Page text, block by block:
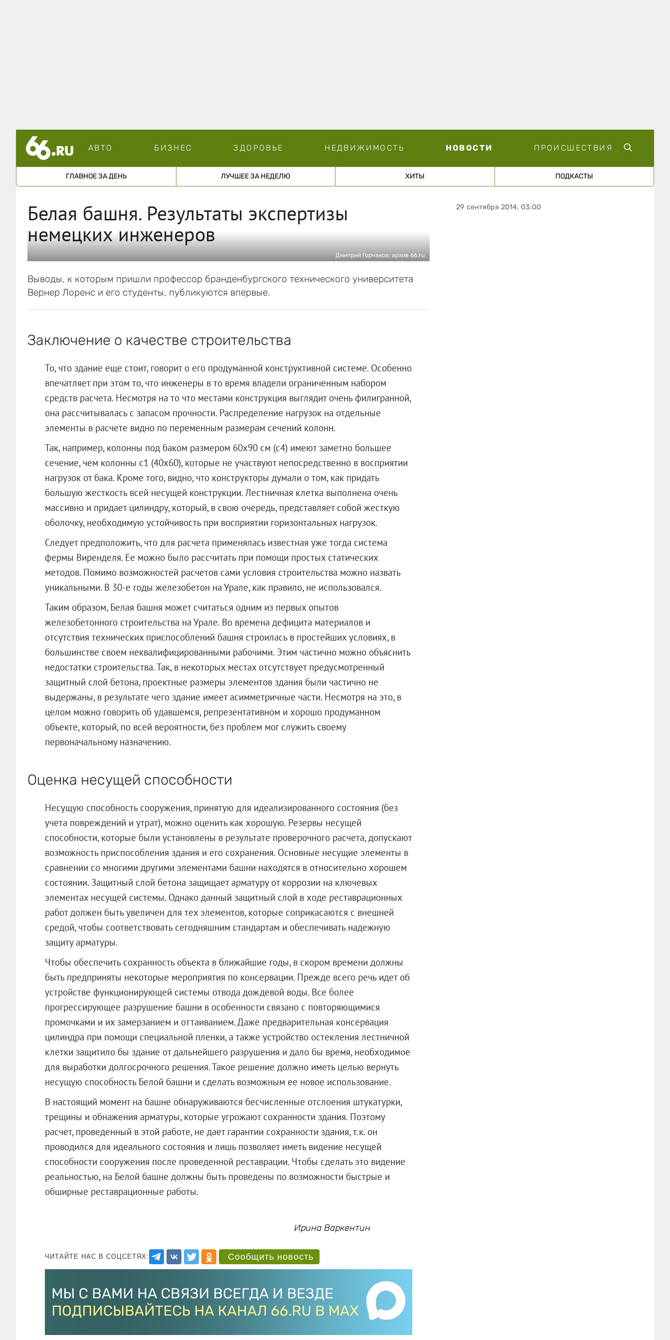
АВТО БИЗНЕС ЗДОРОВЬЕ НЕДВИЖИМОСТЬ НОВОСТИ ПРОИСШЕСТВИЯ
ГЛАВНОЕ ЗА ДЕНЬ ЛУЧШЕЕ ЗА НЕДЕЛЮ ХИТЫ ПОДКАСТЫ
Белая башня. Результаты экспертизы
немецких инженеров
Дмитрий Горчаков; архив 66.ru
Выводы, к которым пришли профессор бранденбургского технического университета
Вернер Лоренс и его студенты, публикуются впервые.
Заключение о качестве строительства
То, что здание еще стоит, говорит о его продуманной конструктивной системе. Особенно
впечатляет при этом то, что инженеры в то время владели ограниченным набором
средств расчета. Несмотря на то что местами конструкция выглядит очень филигранной,
она рассчитывалась с запасом прочности. Распределение нагрузок на отдельные
элементы в расчете видно по переменным размерам сечений колонн.
Так, например, колонны под баком размером 60х90 см (с4) имеют заметно большее
сечение, чем колонны с1 (40х60), которые не участвуют непосредственно в восприятии
нагрузок от бака. Кроме того, видно, что конструкторы думали о том, как придать
большую жесткость всей несущей конструкции. Лестничная клетка выполнена очень
массивно и придает цилиндру, который, в свою очередь, представляет собой жесткую
оболочку, необходимую устойчивость при восприятии горизонтальных нагрузок.
Следует предположить, что для расчета применялась известная уже тогда система
фермы Виренделя. Ее можно было рассчитать при помощи простых статических
методов. Помимо возможностей расчетов сами условия строительства можно назвать
уникальными. В 30-е годы железобетон на Урале, как правило, не использовался.
Таким образом, Белая башня может считаться одним из первых опытов
железобетонного строительства на Урале. Во времена дефицита материалов и
отсутствия технических приспособлений башня строилась в простейших условиях, в
большинстве своем неквалифицированными рабочими. Этим частично можно объяснить
недостатки строительства. Так, в некоторых местах отсутствует предусмотренный
защитный слой бетона, проектные размеры элементов здания были частично не
выдержаны, в результате чего здание имеет асимметричные части. Несмотря на это, в
целом можно говорить об удавшемся, репрезентативном и хорошо продуманном
объекте, который, по всей вероятности, без проблем мог служить своему
первоначальному назначению.
Оценка несущей способности
Несущую способность сооружения, принятую для идеализированного состояния (без
учета повреждений и утрат), можно оценить как хорошую. Резервы несущей
способности, которые были установлены в результате проверочного расчета, допускают
возможность приспособления здания и его сохранения. Основные несущие элементы в
сравнении со многими другими элементами башни находятся в относительно хорошем
состоянии. Защитный слой бетона защищает арматуру от коррозии на ключевых
элементах несущей системы. Однако данный защитный слой в ходе реставрационных
работ должен быть увеличен для тех элементов, которые соприкасаются с внешней
средой, чтобы соответствовать сегодняшним стандартам и обеспечивать надежную
защиту арматуры.
Чтобы обеспечить сохранность объекта в ближайшие годы, в скором времени должны
быть предприняты некоторые мероприятия по консервации. Прежде всего речь идет об
устройстве функционирующей системы отвода дождевой воды. Все более
прогрессирующее разрушение башни в особенности связано с повторяющимися
промочками и их замерзанием и оттаиванием. Даже предварительная консервация
цилиндра при помощи специальной пленки, а также устройство остекления лестничной
клетки защитило бы здание от дальнейшего разрушения и дало бы время, необходимое
для выработки долгосрочного решения. Такое решение должно иметь целью вернуть
несущую способность Белой башни и сделать возможным ее новое использование.
В настоящий момент на башне обнаруживаются бесчисленные отслоения штукатурки,
трещины и обнажения арматуры, которые угрожают сохранности здания. Поэтому
расчет, проведенный в этой работе, не дает гарантии сохранности здания, т.к. он
проводился для идеального состояния и лишь позволяет иметь видение несущей
способности сооружения после проведенной реставрации. Чтобы сделать это видение
реальностью, на Белой башне должны быть проведены по возможности быстрые и
обширные реставрационные работы.
Ирина Варкентин
ЧИТАЙТЕ НАС В СОЦСЕТЯХ: Сообщить новость
29 сентября 2014, 03:00